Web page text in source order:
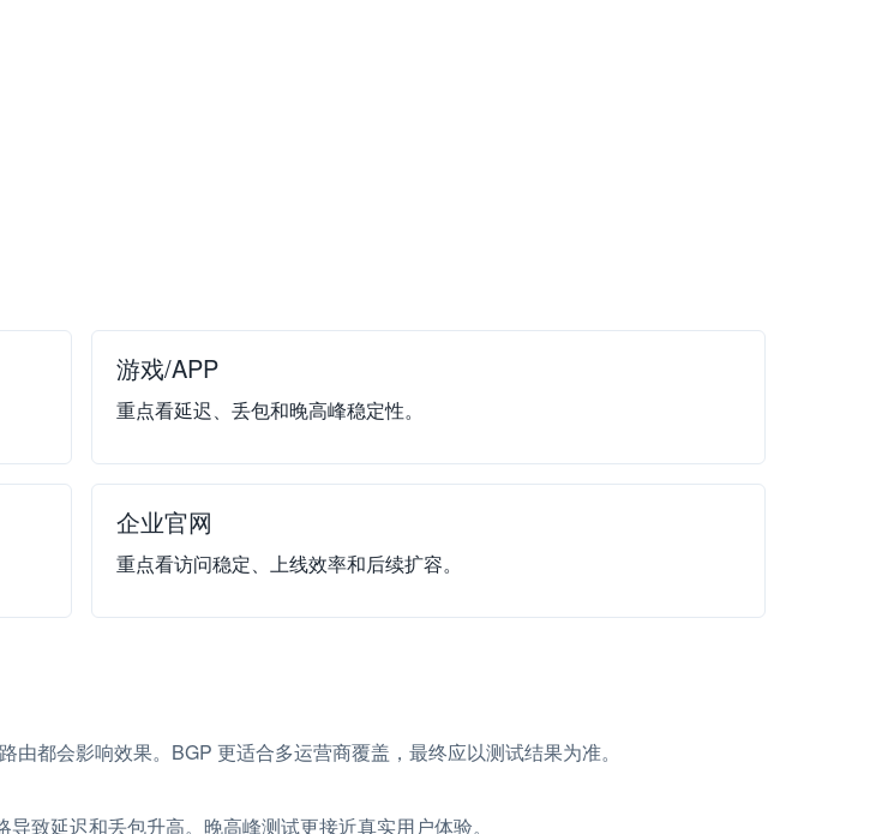
游戏/APP
重点看延迟、丢包和晚高峰稳定性。
企业官网
重点看访问稳定、上线效率和后续扩容。
都会影响效果。BGP 更适合多运营商覆盖，最终应以测试结果为准。
致延迟和丢包升高。晚高峰测试更接近真实用户体验。